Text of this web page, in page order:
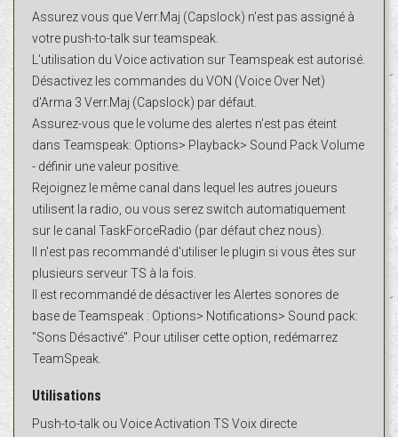
Assurez vous que Verr.Maj (Capslock) n'est pas assigné à
votre push-to-talk sur teamspeak.
L'utilisation du Voice activation sur Teamspeak est autorisé.
Désactivez les commandes du VON (Voice Over Net)
d'Arma 3 Verr.Maj (Capslock) par défaut.
Assurez-vous que le volume des alertes n'est pas éteint
dans Teamspeak: Options> Playback> Sound Pack Volume
- définir une valeur positive.
Rejoignez le même canal dans lequel les autres joueurs
utilisent la radio, ou vous serez switch automatiquement
sur le canal TaskForceRadio (par défaut chez nous).
Il n'est pas recommandé d'utiliser le plugin si vous êtes sur
plusieurs serveur TS à la fois.
Il est recommandé de désactiver les Alertes sonores de
base de Teamspeak : Options> Notifications> Sound pack:
"Sons Désactivé". Pour utiliser cette option, redémarrez
TeamSpeak.
Utilisations
Push-to-talk ou Voice Activation TS Voix directe